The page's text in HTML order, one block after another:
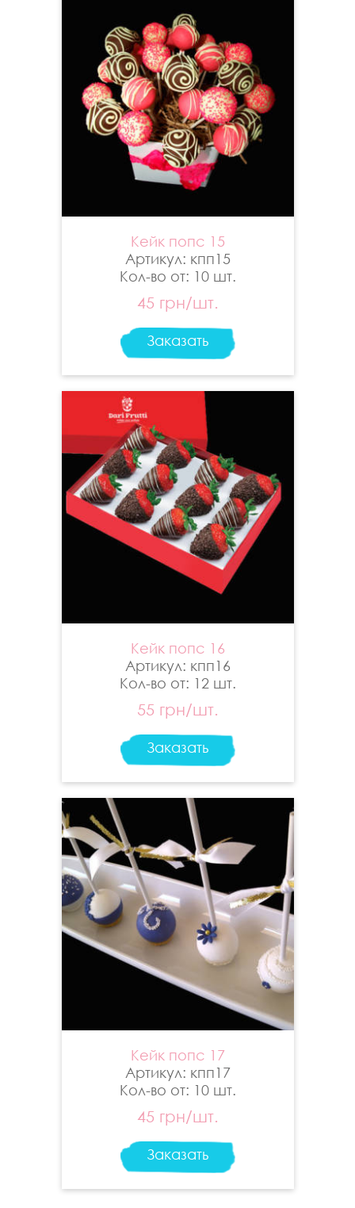
Кейк попс 15
Артикул: кпп15
Кол-во от: 10 шт.
45 грн/шт.
Заказать
Кейк попс 16
Артикул: кпп16
Кол-во от: 12 шт.
55 грн/шт.
Заказать
Кейк попс 17
Артикул: кпп17
Кол-во от: 10 шт.
45 грн/шт.
Заказать